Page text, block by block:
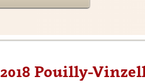
2018 Pouilly-